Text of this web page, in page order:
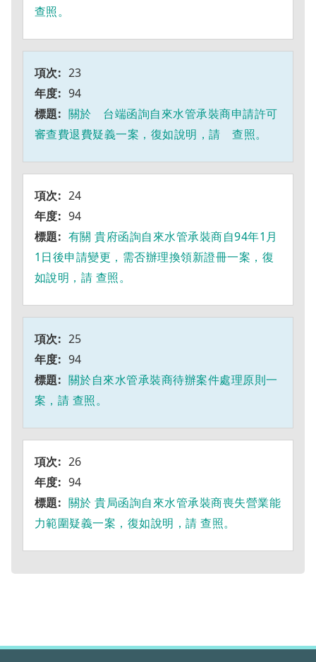
查照。
23
94
關於 台端函詢自來水管承裝商申請許可
審查費退費疑義一案，復如說明，請 查照。
24
94
有關 貴府函詢自來水管承裝商自94年1月
1日後申請變更，需否辦理換領新證冊一案，復
如說明，請 查照。
25
94
關於自來水管承裝商待辦案件處理原則一
案，請 查照。
26
94
關於 貴局函詢自來水管承裝商喪失營業能
力範圍疑義一案，復如說明，請 查照。